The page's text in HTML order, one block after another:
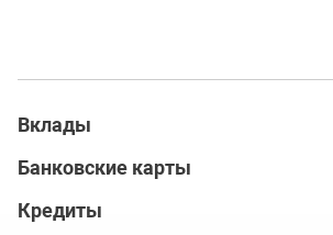
Вклады
Банковские карты
Кредиты